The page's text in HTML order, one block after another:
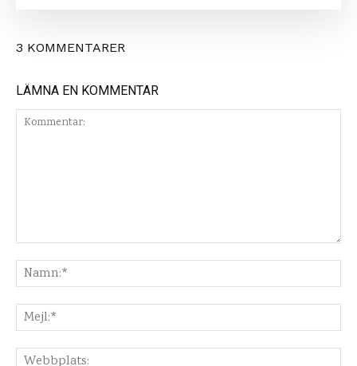
3 KOMMENTARER
LÄMNA EN KOMMENTAR